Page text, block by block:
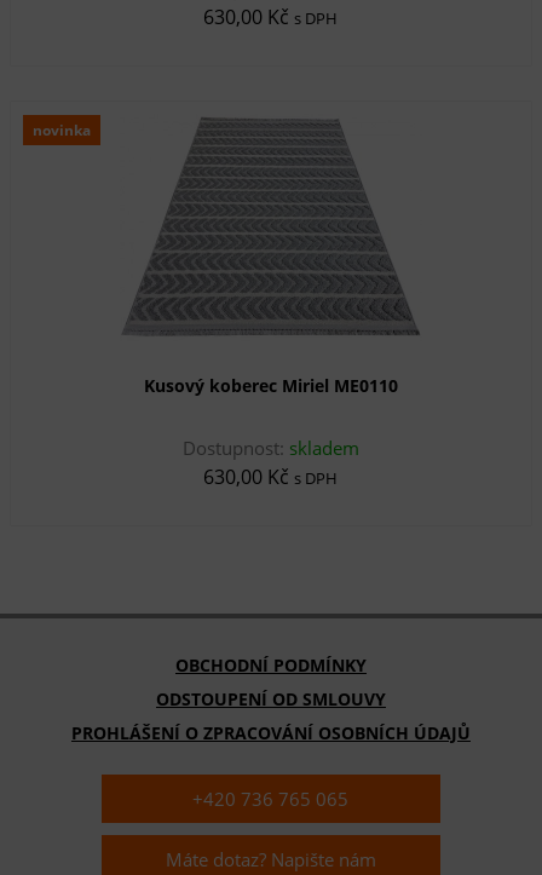
630,00 Kč s DPH
novinka
Kusový koberec Miriel ME0110
Dostupnost: skladem
630,00 Kč s DPH
OBCHODNÍ PODMÍNKY
ODSTOUPENÍ OD SMLOUVY
PROHLÁŠENÍ O ZPRACOVÁNÍ OSOBNÍCH ÚDAJŮ
+420 736 765 065
Máte dotaz? Napište nám